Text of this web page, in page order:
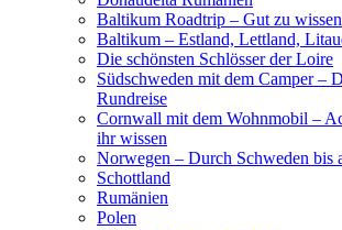
Baltikum Roadtrip – Gut zu wissen
Baltikum – Estland, Lettland,
Die schönsten Schlösser der Loire
Südschweden mit dem Camper –
Rundreise
Cornwall mit dem Wohnmobil –
ihr wissen
Norwegen – Durch Schweden bis
Schottland
Rumänien
Polen